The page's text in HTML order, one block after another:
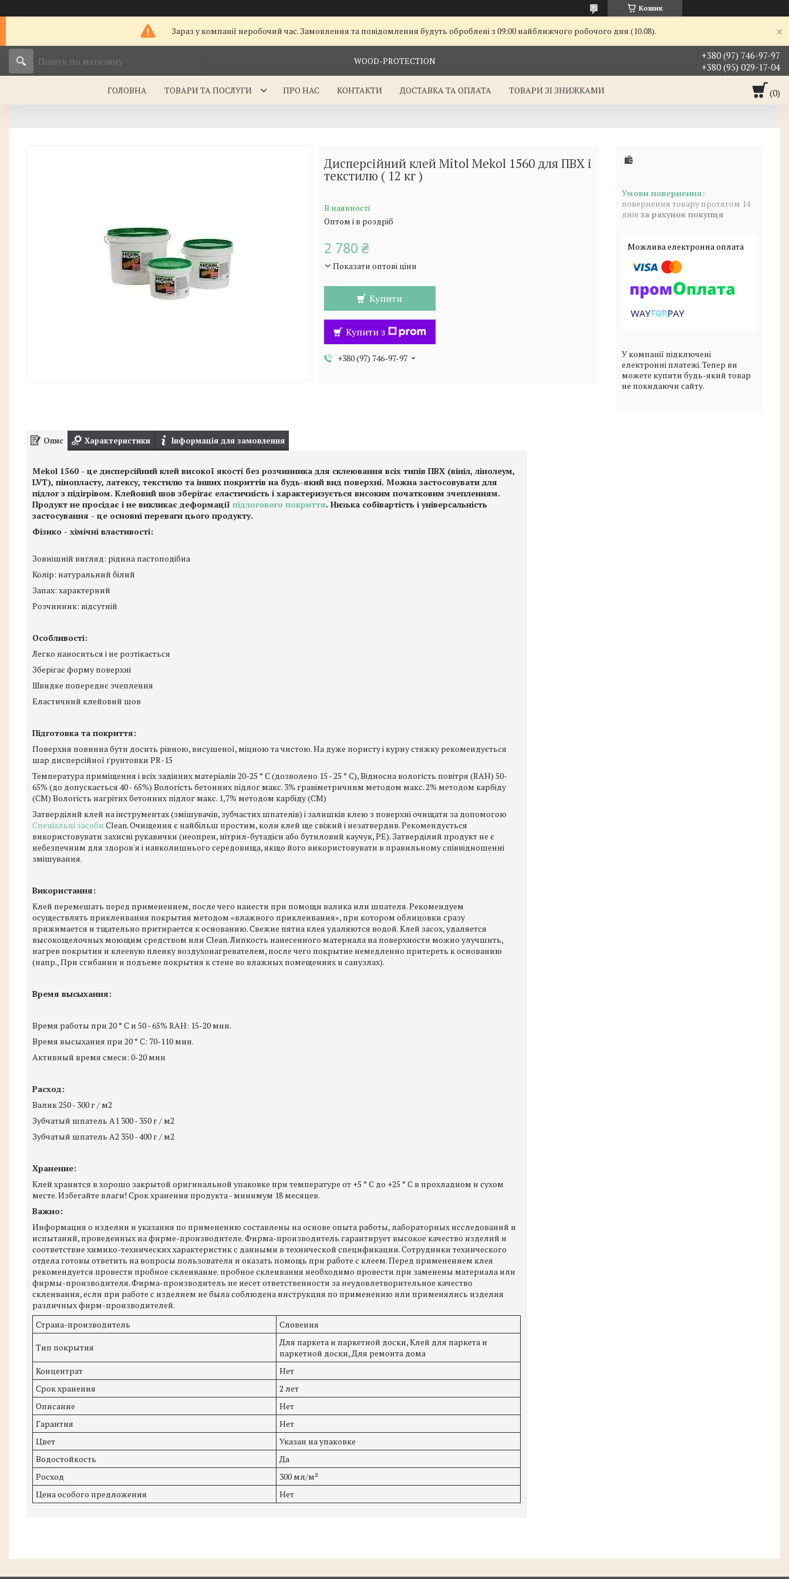
Кошик
Зараз у компанії неробочий час. Замовлення та повідомлення будуть оброблені з 09:00 найближчого робочого дня (10.08).
WOOD-PROTECTION
+380 (97) 746-97-97
+380 (95) 029-17-04
ГОЛОВНА ТОВАРИ ТА ПОСЛУГИ ПРО НАС КОНТАКТИ ДОСТАВКА ТА ОПЛАТА ТОВАРИ ЗІ ЗНИЖКАМИ
Дисперсійний клей Mitol Mekol 1560 для ПВХ і
текстилю ( 12 кг )
В наявності
Оптом і в роздріб
2 780 ₴
Показати оптові ціни
Купити
Купити з
+380 (97) 746-97-97
повернення товару протягом 14
днів за рахунок покупця
У компанії підключені
електронні платежі. Тепер ви
можете купити будь-який товар
не покидаючи сайту.
Опис Характеристики Інформація для замовлення
Mekol 1560 - це дисперсійний клей високої якості без розчинника для склеювання всіх типів ПВХ (вініл, лінолеум,
LVT), пінопласту, латексу, текстилю та інших покриттів на будь-який вид поверхні. Можна застосовувати для
підлог з підігрівом. Клейовий шов зберігає еластичність і характеризується високим початковим зчепленням.
Продукт не просідає і не викликає деформації підлогового покриття. Низька собівартість і універсальність
застосування - це основні переваги цього продукту.
Фізико - хімічні властивості:
Зовнішній вигляд: рідина пастоподібна
Колір: натуральний білий
Запах: характерний
Розчинник: відсутній
Особливості:
Легко наноситься і не розтікається
Зберігає форму поверхні
Швидке попереднє зчеплення
Еластичний клейовий шов
Підготовка та покриття:
Поверхня повинна бути досить рівною, висушеної, міцною та чистою. На дуже пористу і курну стяжку рекомендується
шар дисперсійної ґрунтовки PR-15
Температура приміщення і всіх задіяних матеріалів 20-25 ° C (дозволено 15 - 25 ° C), Відносна вологість повітря (RAH) 50-
65% (до допускається 40 - 65%) Вологість бетонних підлог макс. 3% гравіметричним методом макс. 2% методом карбіду
(СМ) Вологість нагрітих бетонних підлог макс. 1,7% методом карбіду (СМ)
Затверділий клей на інструментах (змішувачів, зубчастих шпателів) і залишків клею з поверхні очищати за допомогою
Спеціальні засоби Clean. Очищення є найбільш простим, коли клей ще свіжий і незатвердив. Рекомендується
використовувати захисні рукавички (неопрен, нітрил-бутадієн або бутиловий каучук, PE). Затверділий продукт не є
небезпечним для здоров'я і навколишнього середовища, якщо його використовувати в правильному співвідношенні
змішування.
Використання:
Клей перемешать перед применением, после чего нанести при помощи валика или шпателя. Рекомендуем
осуществлять приклеивания покрытия методом «влажного приклеивания», при котором облицовки сразу
прижимается и тщательно притирается к основанию. Свежие пятна клея удаляются водой. Клей засох, удаляется
высокощелочных моющим средством или Clean. Липкость нанесенного материала на поверхности можно улучшить,
нагрев покрытия и клеевую пленку воздухонагревателем, после чего покрытие немедленно притереть к основанию
(напр., При сгибании и подъеме покрытия к стене во влажных помещениях и санузлах).
Время высыхания:
Время работы при 20 ° C и 50 - 65% RAH: 15-20 мин.
Время высыхания при 20 ° C: 70-110 мин.
Активный время смеси: 0-20 мин
Расход:
Валик 250 - 300 г / м2
Зубчатый шпатель А1 300 - 350 г / м2
Зубчатый шпатель А2 350 - 400 г / м2
Хранение:
Клей хранится в хорошо закрытой оригинальной упаковке при температуре от +5 ° C до +25 ° C в прохладном и сухом
месте. Избегайте влаги! Срок хранения продукта - минимум 18 месяцев.
Важно:
Информация о изделии и указания по применению составлены на основе опыта работы, лабораторных исследований и
испытаний, проведенных на фирме-производителе. Фирма-производитель гарантирует высокое качество изделий и
соответствие химико-технических характеристик с данными в технической спецификации. Сотрудники технического
отдела готовы ответить на вопросы пользователя и оказать помощь при работе с клеем. Перед применением клея
рекомендуется провести пробное склеивание. пробное склеивания необходимо провести при заменены материала или
фирмы-производителя. Фирма-производитель не несет ответственности за неудовлетворительное качество
склеивания, если при работе с изделием не была соблюдена инструкция по применению или применялись изделия
различных фирм-производителей.
Страна-производитель
Словения
Тип покрытия
Для паркета и паркетной доски, Клей для паркета и
паркетной доски, Для ремонта дома
Концентрат
Нет
Срок хранения
2 лет
Описание
Нет
Гарантия
Нет
Цвет
Указан на упаковке
Водостойкость
Да
Росход
300 мл/м²
Цена особого предложения
Нет